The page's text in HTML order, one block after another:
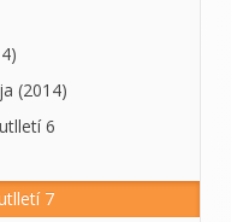
(2014)
6
7